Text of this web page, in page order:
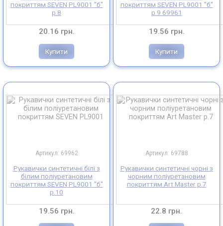
покриттям SEVEN PL9001 "б"
р.8
20.16 грн.
Купити
покриттям SEVEN PL9001 "б"
р.9 69961
19.56 грн.
Купити
Артикул: 69962
Рукавички синтетичні білі з
білим поліуретановим
покриттям SEVEN PL9001 "б"
р.10
19.56 грн.
Артикул: 69788
Рукавички синтетичні чорні з
чорним поліуретановим
покриттям Art Master р.7
22.8 грн.